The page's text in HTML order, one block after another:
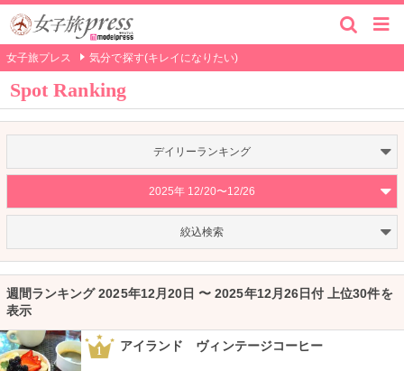
女子旅プレス 気分で探す(キレイになりたい)
Spot Ranking
デイリーランキング
2025年 12/20〜12/26
絞込検索
週間ランキング 2025年12月20日 〜 2025年12月26日付 上位30件を
表示
1 アイランド ヴィンテージコーヒー